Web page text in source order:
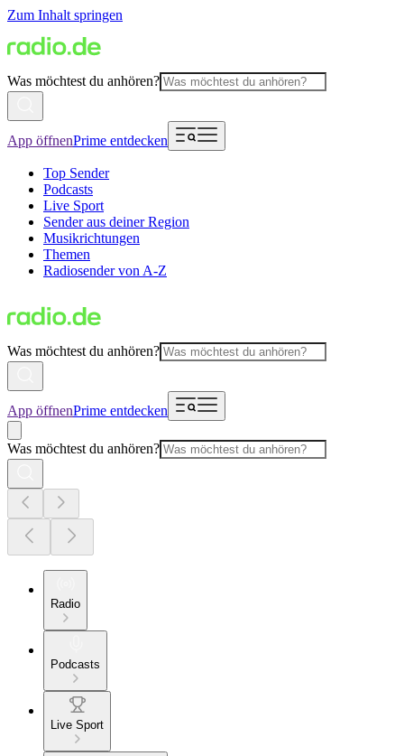
Zum Inhalt springen
Was möchtest du anhören?
App öffnenPrime entdecken
Top Sender
Podcasts
Live Sport
Sender aus deiner Region
Musikrichtungen
Themen
Radiosender von A-Z
Was möchtest du anhören?
App öffnenPrime entdecken
Was möchtest du anhören?
Radio
Podcasts
Live Sport